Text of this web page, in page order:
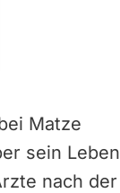
Matze
sein Leben
nach der